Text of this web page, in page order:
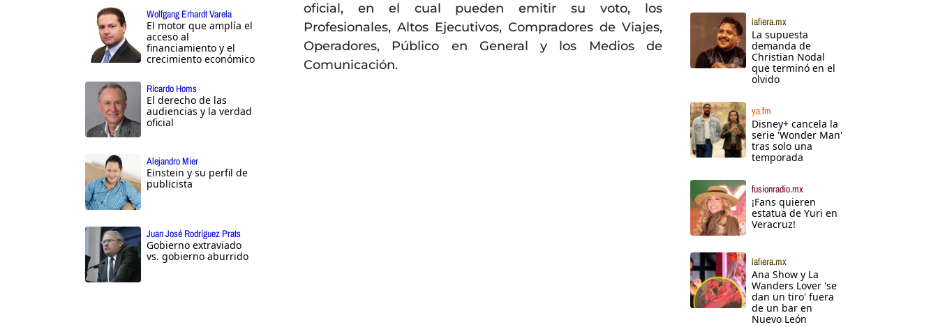
Wolfgang Erhardt Varela
El motor que amplía el
acceso al
financiamiento y el
crecimiento económico
Ricardo Homs
El derecho de las
audiencias y la verdad
oficial
Alejandro Mier
Einstein y su perfil de
publicista
Juan José Rodríguez Prats
Gobierno extraviado
vs. gobierno aburrido
oficial, en el cual pueden emitir su voto, los
Profesionales, Altos Ejecutivos, Compradores de Viajes,
Operadores, Público en General y los Medios de
Comunicación.
lafiera.mx
La supuesta
demanda de
Christian Nodal
que terminó en el
olvido
ya.fm
Disney+ cancela la
serie 'Wonder Man'
tras solo una
temporada
fusionradio.mx
¡Fans quieren
estatua de Yuri en
Veracruz!
lafiera.mx
Ana Show y La
Wanders Lover 'se
dan un tiro' fuera
de un bar en
Nuevo León